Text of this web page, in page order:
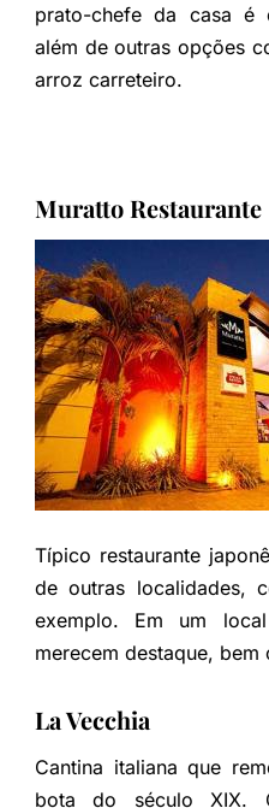
prato-chefe da casa é
além de outras opções
arroz carreteiro.
Muratto Restaurante
Típico restaurante
de outras localidades,
exemplo. Em um
merecem destaque, bem
La Vecchia
Cantina italiana que
bota do século XIX.